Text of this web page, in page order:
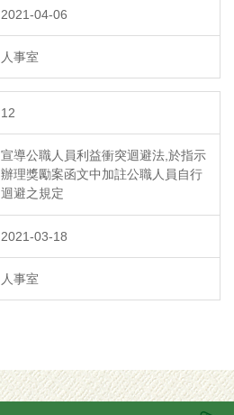
2021-04-06
人事室
12
宣導公職人員利益衝突迴避法,於指示
辦理獎勵案函文中加註公職人員自行
迴避之規定
2021-03-18
人事室